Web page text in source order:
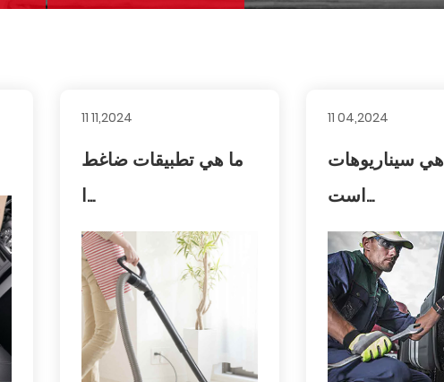
11 11,2024
ما هي تطبيقات ضاغط
ا...
11 04,2024
سيناريوهات
است...